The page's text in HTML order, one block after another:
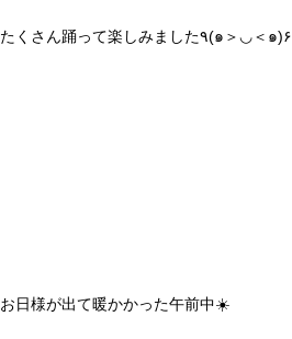
たくさん踊って楽しみました٩(๑＞◡＜๑)۶
お日様が出て暖かかった午前中☀️